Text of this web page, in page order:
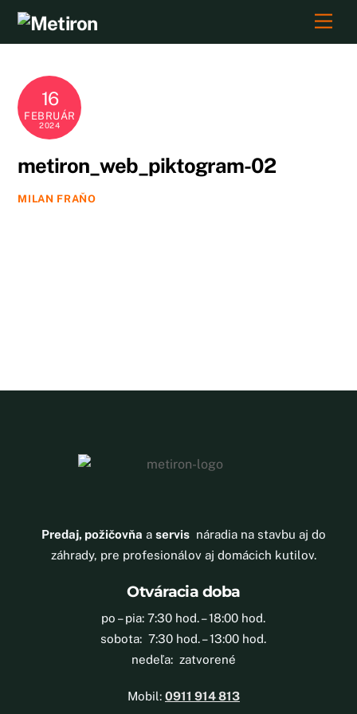
Skip
16
FEBRUÁR
2024
metiron_web_piktogram-02
MILAN FRAŇO
Predaj, požičovňa a servisnáradia na stavbu aj do
záhrady, pre profesionálov aj domácich kutilov.
Otváracia doba
po – pia: 7:30 hod. – 18:00 hod.
sobota: 7:30 hod. – 13:00 hod.
nedeľa: zatvorené
Mobil: 0911 914 813